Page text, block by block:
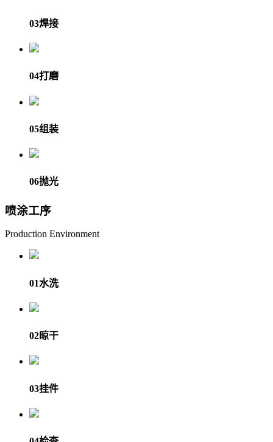
03焊接
04打磨
05组装
06抛光
喷涂工序
Production Environment
01水洗
02晾干
03挂件